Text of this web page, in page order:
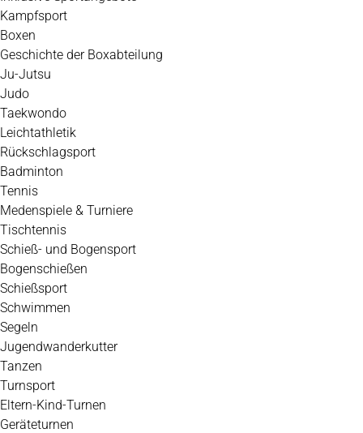
Kampfsport
Boxen
Geschichte der Boxabteilung
Ju-Jutsu
Judo
Taekwondo
Leichtathletik
Rückschlagsport
Badminton
Tennis
Medenspiele & Turniere
Tischtennis
Schieß- und Bogensport
Bogenschießen
Schießsport
Schwimmen
Segeln
Jugendwanderkutter
Tanzen
Turnsport
Eltern-Kind-Turnen
Geräteturnen